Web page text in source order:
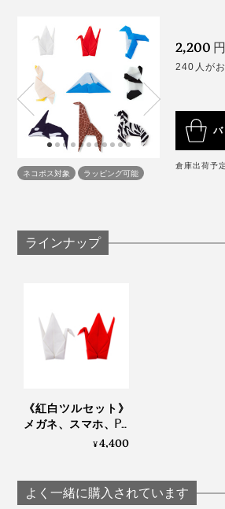
写真は「富士山」
ん、プレゼントにも最適。
・海外へのお土産に（日本文化を紹
・敬老の日に（長生きしてね）
・ちょっとしたお礼やお返しに
になりそうです。
ネコポス対象 ラッピング可能
2,200
240人が
倉庫出荷予
ラインナップ
《紅白ツルセット》
メガネ、スマホ、PC
画面をピカピカにす
チペット
¥4,400
よく一緒に購入されています